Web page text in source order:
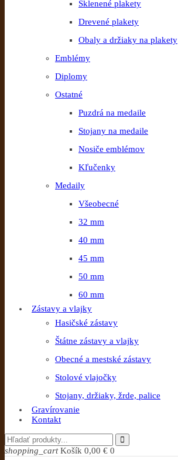
Sklenené plakety
Drevené plakety
Obaly a držiaky na plakety
Emblémy
Diplomy
Ostatné
Puzdrá na medaile
Stojany na medaile
Nosiče emblémov
Kľučenky
Medaily
Všeobecné
32 mm
40 mm
45 mm
50 mm
60 mm
Zástavy a vlajky
Hasičské zástavy
Štátne zástavy a vlajky
Obecné a mestské zástavy
Stolové vlajočky
Stojany, držiaky, žrde, palice
Gravírovanie
Kontakt
shopping_cart Košík 0,00 € 0